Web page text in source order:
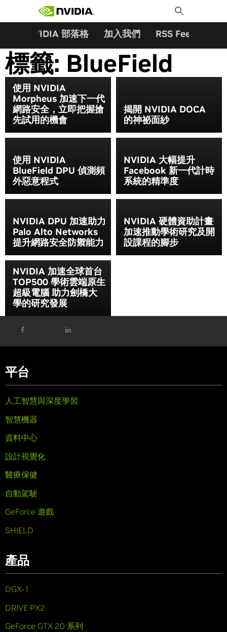
Toggle
Search
NVIDIA 部落格 加入我們 RSS Feeds
標籤: BlueField
使用 NVIDIA
Morpheus 加速下一代
網路安全，立即把握搶
先試用的機會
揭開 NVIDIA DOCA
的神祕面紗
使用 NVIDIA
BlueField DPU 偵測頻
外惡意程式
NVIDIA 大幅提升
Facebook 新一代計時
系統的精準度
NVIDIA DPU 加速助力
Palo Alto Networks
提升網路安全防禦能力
NVIDIA 硬體資助計畫
加速推動學術研究及開
設課程的腳步
NVIDIA 加速全球首台
TOP500 學術雲端原生
超級電腦 助力劍橋大
學的研究發展
平台
人工智慧與深度學習
智慧機器
資料中心
設計視覺化
醫療保健
自動駕駛
GeForce 遊戲
SHIELD
產品
DGX-1
DRIVE PX2
GeForce GTX 20 系列